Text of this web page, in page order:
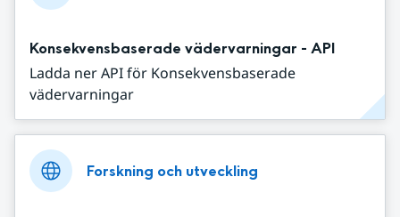
Konsekvensbaserade vädervarningar - API
Ladda ner API för Konsekvensbaserade
vädervarningar
Forskning och utveckling